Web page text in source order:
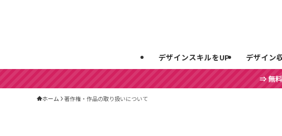
デザインスキルをUP デザイン
⇒ 無料
ホーム 著作権・作品の取り扱いについて